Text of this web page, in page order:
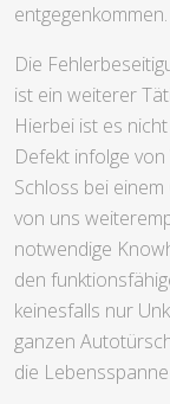
entgegenkommen.
Die
ist ein weiterer
Hierbei ist es
Defekt infolge
Schloss bei
von uns
notwendige
den
keinesfalls nur
ganzen
die